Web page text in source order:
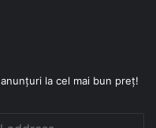
la cel mai bun preț!